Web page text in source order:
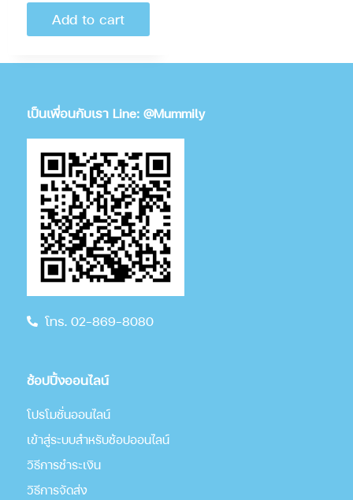
Add to cart
เป็นเพื่อนกับเรา Line: @Mummily
โทร. 02-869-8080
ช้อปปิ้งออนไลน์
โปรโมชั่นออนไลน์
เข้าสู่ระบบสำหรับช้อปออนไลน์
วิธีการชำระเงิน
วิธีการจัดส่ง